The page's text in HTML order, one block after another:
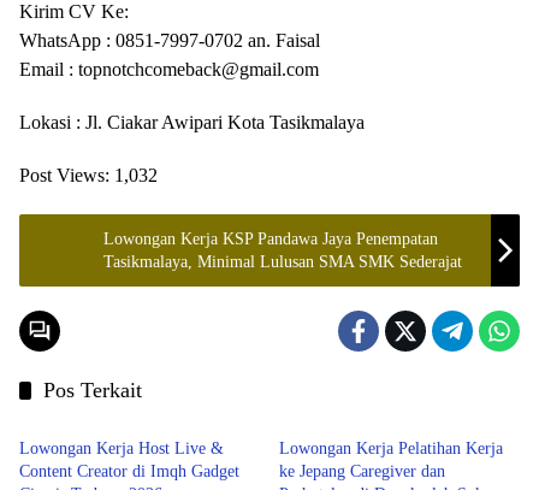
Kirim CV Ke:
WhatsApp : 0851-7997-0702 an. Faisal
Email : topnotchcomeback@gmail.com
Lokasi : Jl. Ciakar Awipari Kota Tasikmalaya
Post Views: 1,032
Lowongan Kerja KSP Pandawa Jaya Penempatan
Tasikmalaya, Minimal Lulusan SMA SMK Sederajat
Pos Terkait
Tasikmalaya
Lowongan Kerja Host Live &
Content Creator di Imqh Gadget
Lowongan Kerja Pelatihan Kerja
ke Jepang Caregiver dan